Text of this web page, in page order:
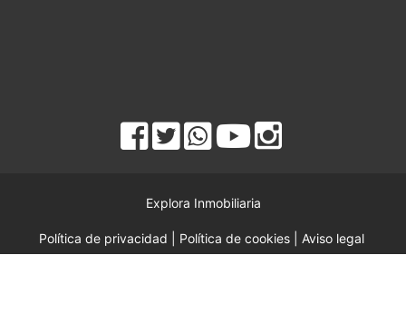
Explora Inmobiliaria
Política de privacidad Política de cookies| Aviso legal